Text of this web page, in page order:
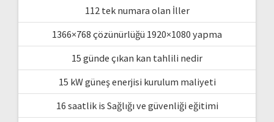
112 tek numara olan İller
1366×768 çözünürlüğü 1920×1080 yapma
15 günde çıkan kan tahlili nedir
15 kW güneş enerjisi kurulum maliyeti
16 saatlik is Sağlığı ve güvenliği eğitimi